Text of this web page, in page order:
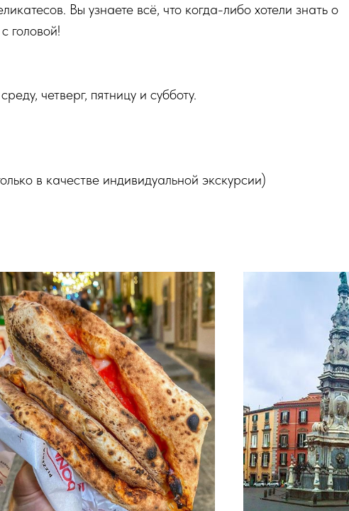
Вы узнаете всё, что когда-либо хотели знать о
головой!
четверг, пятницу и субботу.
в качестве индивидуальной экскурсии)